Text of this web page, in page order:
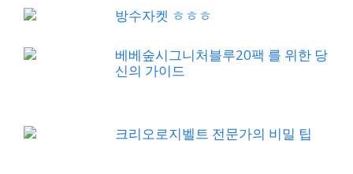
방수자켓 ㅎㅎㅎ
베베숲시그니처블루20팩 를 위한 당
신의 가이드
크리오로지벨트 전문가의 비밀 팁